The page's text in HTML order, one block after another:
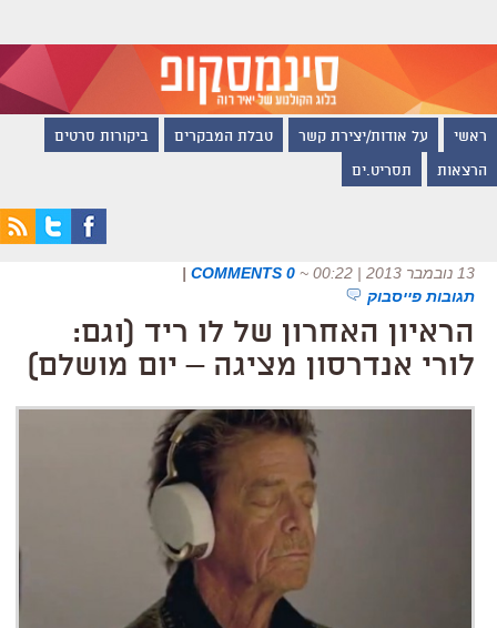
ראשי על אודות/יצירת קשר טבלת המבקרים ביקורות סרטים
הרצאות תסריט.ים
13 נובמבר 2013 | 00:22 ~
0 COMMENTS
|
תגובות פייסבוק
הראיון האחרון של לו ריד (וגם:
לורי אנדרסון מציגה – יום מושלם)